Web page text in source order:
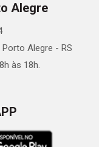
Alegre
Alegre - RS
às 18h.